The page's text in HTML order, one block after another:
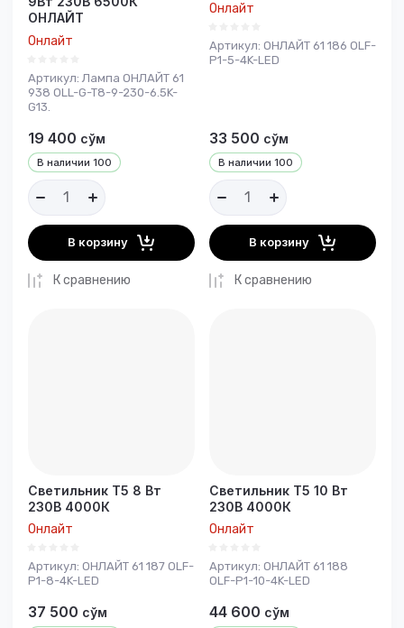
ОНЛАЙТ
Онлайт
Артикул: Лампа ОНЛАЙТ 61
938 OLL-G-T8-9-230-6.5K-
G13.
В наличии 100
19 400 сўм
В корзину
К сравнению
Онлайт
Артикул: ОНЛАЙТ 61 186 OLF-
P1-5-4K-LED
В наличии 100
33 500 сўм
В корзину
К сравнению
Светильник T5 8 Вт
230В 4000К
Онлайт
Артикул: ОНЛАЙТ 61 187 OLF-
P1-8-4K-LED
37 500 сўм
Светильник T5 10 Вт
230В 4000К
Онлайт
Артикул: ОНЛАЙТ 61 188
OLF-P1-10-4K-LED
44 600 сўм